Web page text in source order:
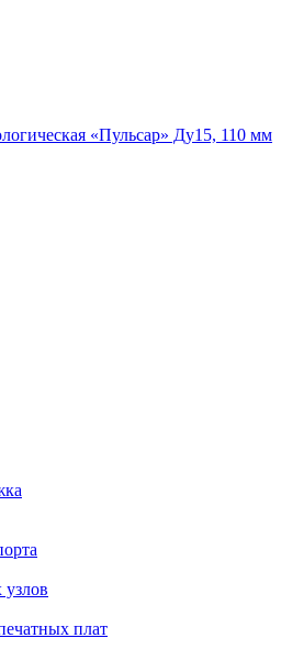
«Пульсар» Ду15, 110 мм
узлов
плат